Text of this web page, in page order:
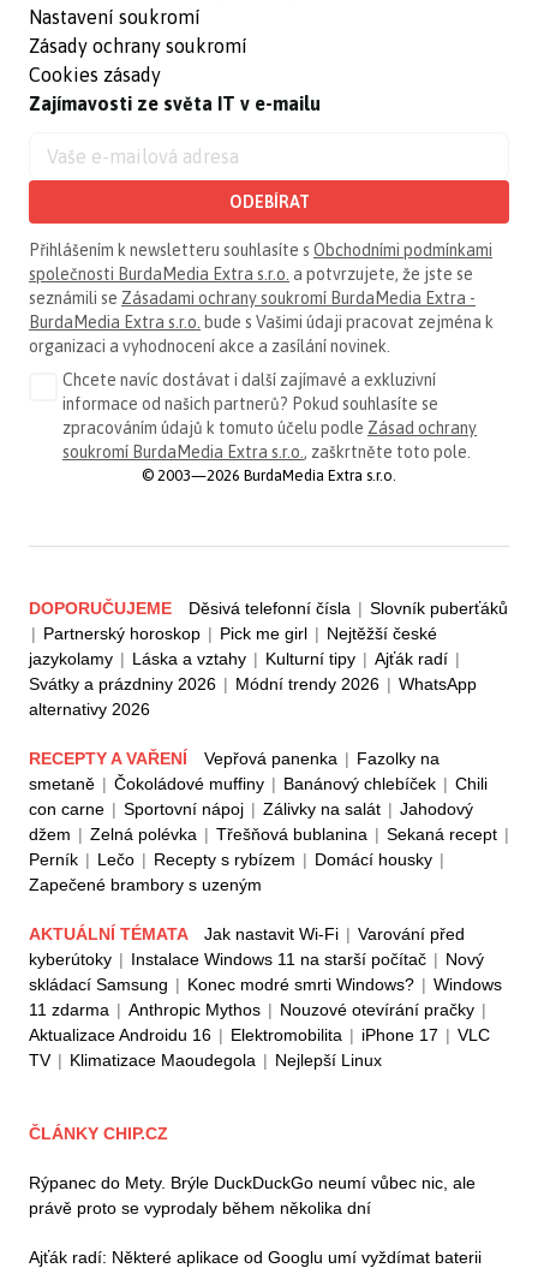
Nastavení soukromí
Zásady ochrany soukromí
Cookies zásady
Zajímavosti ze světa IT v e-mailu
ODEBÍRAT
Přihlášením k newsletteru souhlasíte s Obchodními podmínkami
společnosti BurdaMedia Extra s.r.o. a potvrzujete, že jste se
seznámili se Zásadami ochrany soukromí BurdaMedia Extra -
BurdaMedia Extra s.r.o. bude s Vašimi údaji pracovat zejména k
organizaci a vyhodnocení akce a zasílání novinek.
Chcete navíc dostávat i další zajímavé a exkluzivní
informace od našich partnerů? Pokud souhlasíte se
zpracováním údajů k tomuto účelu podle Zásad ochrany
soukromí BurdaMedia Extra s.r.o. , zaškrtněte toto pole.
© 2003—2026 BurdaMedia Extra s.r.o.
DOPORUČUJEME Děsivá telefonní čísla | Slovník puberťáků
| Partnerský horoskop | Pick me girl | Nejtěžší české
jazykolamy | Láska a vztahy | Kulturní tipy | Ajťák radí |
Svátky a prázdniny 2026 | Módní trendy 2026 | WhatsApp
alternativy 2026
RECEPTY A VAŘENÍ Vepřová panenka | Fazolky na
smetaně | Čokoládové muffiny | Banánový chlebíček | Chili
con carne | Sportovní nápoj | Zálivky na salát | Jahodový
džem | Zelná polévka | Třešňová bublanina | Sekaná recept |
Perník | Lečo | Recepty s rybízem | Domácí housky |
Zapečené brambory s uzeným
AKTUÁLNÍ TÉMATA Jak nastavit Wi-Fi | Varování před
kyberútoky | Instalace Windows 11 na starší počítač | Nový
skládací Samsung | Konec modré smrti Windows? | Windows
11 zdarma | Anthropic Mythos | Nouzové otevírání pračky |
Aktualizace Androidu 16 | Elektromobilita | iPhone 17 | VLC
TV | Klimatizace Maoudegola | Nejlepší Linux
ČLÁNKY CHIP.CZ
Rýpanec do Mety. Brýle DuckDuckGo neumí vůbec nic, ale
právě proto se vyprodaly během několika dní
Ajťák radí: Některé aplikace od Googlu umí vyždímat baterii